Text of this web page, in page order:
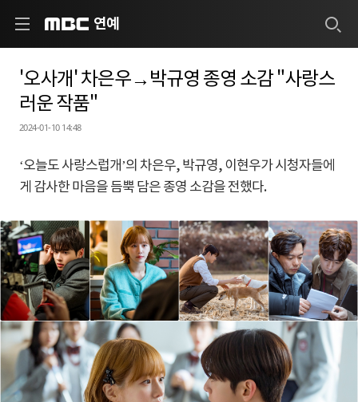
연예
'오사개' 차은우→박규영 종영 소감 "사랑스
러운 작품"
2024-01-10 14:48
‘오늘도 사랑스럽개’의 차은우, 박규영, 이현우가 시청자들에
게 감사한 마음을 듬뿍 담은 종영 소감을 전했다.